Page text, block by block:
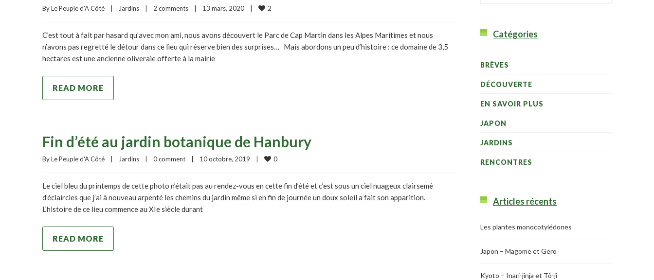
By Le Peuple d'A Côté Jardins 2 comments 13 mars, 2020 2
C’est tout à fait par hasard qu’avec mon ami, nous avons découvert le Parc de Cap Martin dans les Alpes Maritimes et nous
n’avons pas regretté le détour dans ce lieu qui réserve bien des surprises… Mais abordons un peu d’histoire : ce domaine de 3,5
hectares est une ancienne oliveraie offerte à la mairie
READ MORE
Fin d’été au jardin botanique de Hanbury
By Le Peuple d'A Côté Jardins 0 comment 10 octobre, 2019 0
Le ciel bleu du printemps de cette photo n’était pas au rendez-vous en cette fin d’été et c’est sous un ciel nuageux clairsemé
d’éclaircies que j’ai à nouveau arpenté les chemins du jardin même si en fin de journée un doux soleil a fait son apparition.
L’histoire de ce lieu commence au XIe siècle durant
READ MORE
Catégories
BRÈVES
DÉCOUVERTE
EN SAVOIR PLUS
JAPON
JARDINS
RENCONTRES
Articles récents
Les plantes monocotylédones
Japon – Magome et Gero
Kyoto – Inari-jinja et Tô-ji